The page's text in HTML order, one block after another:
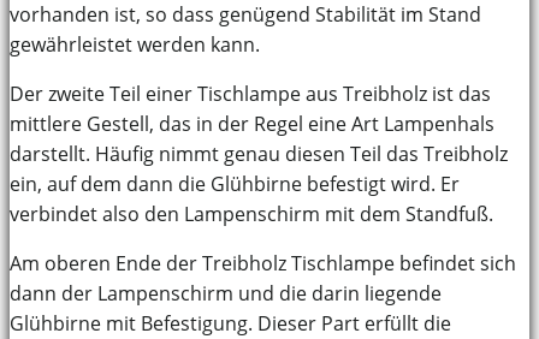
vorhanden ist, so dass genügend Stabilität im Stand
gewährleistet werden kann.
Der zweite Teil einer Tischlampe aus Treibholz ist das
mittlere Gestell, das in der Regel eine Art Lampenhals
darstellt. Häufig nimmt genau diesen Teil das Treibholz
ein, auf dem dann die Glühbirne befestigt wird. Er
verbindet also den Lampenschirm mit dem Standfuß.
Am oberen Ende der Treibholz Tischlampe befindet sich
dann der Lampenschirm und die darin liegende
Glühbirne mit Befestigung. Dieser Part erfüllt die